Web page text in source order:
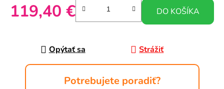
119,40 € DO KOŠÍKA
Opýtať sa Strážiť
Potrebujete poradiť?